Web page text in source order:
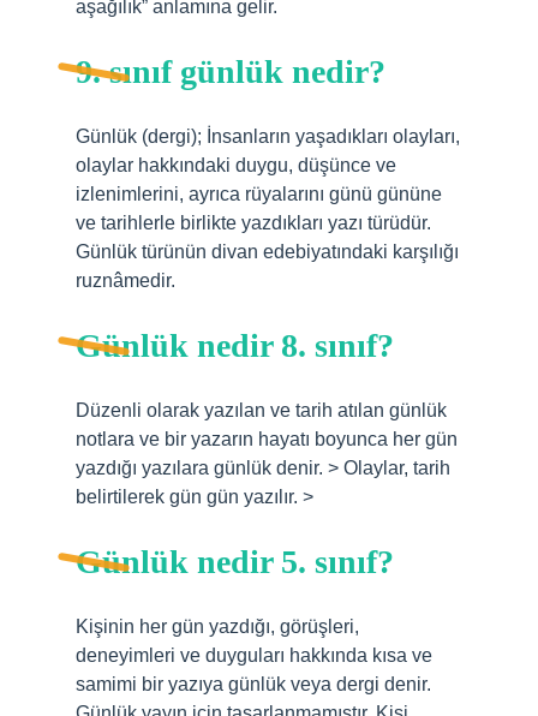
aşağılık” anlamına gelir.
9. sınıf günlük nedir?
Günlük (dergi); İnsanların yaşadıkları olayları,
olaylar hakkındaki duygu, düşünce ve
izlenimlerini, ayrıca rüyalarını günü gününe
ve tarihlerle birlikte yazdıkları yazı türüdür.
Günlük türünün divan edebiyatındaki karşılığı
ruznâmedir.
Günlük nedir 8. sınıf?
Düzenli olarak yazılan ve tarih atılan günlük
notlara ve bir yazarın hayatı boyunca her gün
yazdığı yazılara günlük denir. > Olaylar, tarih
belirtilerek gün gün yazılır. >
Günlük nedir 5. sınıf?
Kişinin her gün yazdığı, görüşleri,
deneyimleri ve duyguları hakkında kısa ve
samimi bir yazıya günlük veya dergi denir.